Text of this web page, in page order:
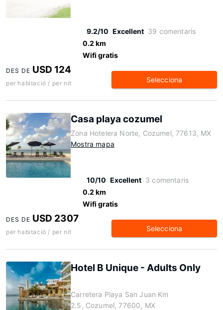
9.2/10 Excellent 39 comentaris
0.2 km
Wifi gratis
DES DE USD 124
per habitació / per nit Selecciona
Casa playa cozumel
Zona Hotelera Norte, Cozumel, 77613, MX
Mostra mapa
10/10 Excellent 3 comentaris
0.2 km
Wifi gratis
DES DE USD 2307
per habitació / per nit Selecciona
Hotel B Unique - Adults Only
Carretera Playa San Juan Km
2.5, Cozumel, 77600, MX